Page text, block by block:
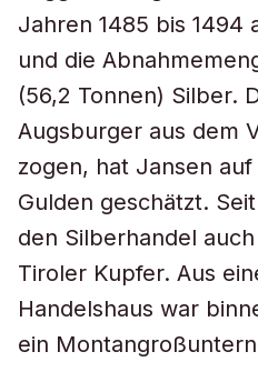
Jahren 1485 bis 1494
und die
(56,2 Tonnen) Silber.
Augsburger aus dem
zogen, hat Jansen
Gulden geschätzt.
den Silberhandel
Tiroler Kupfer. Aus
Handelshaus war
ein